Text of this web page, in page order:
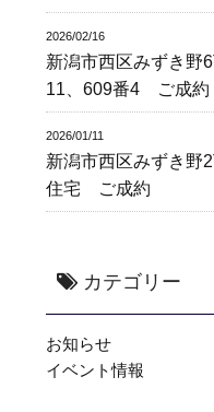
2026/02/16
新潟市西区みずき野
11、609番4 ご成約
2026/01/11
新潟市西区みずき
住宅 ご成約
カテゴリー
お知らせ
イベント情報